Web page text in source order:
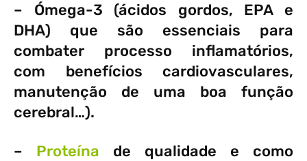
– Ómega-3 (ácidos gordos, EPA e
DHA) que são essenciais para
combater processo inflamatórios,
com benefícios cardiovasculares,
manutenção de uma boa função
cerebral…).
– Proteína de qualidade e como